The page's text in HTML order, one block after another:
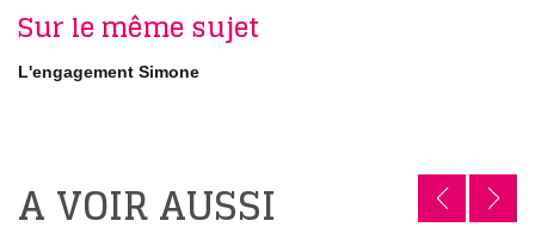
Sur le même sujet
L'engagement Simone
A VOIR AUSSI